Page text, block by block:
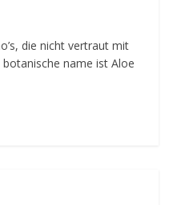
die nicht vertraut mit
name ist Aloe